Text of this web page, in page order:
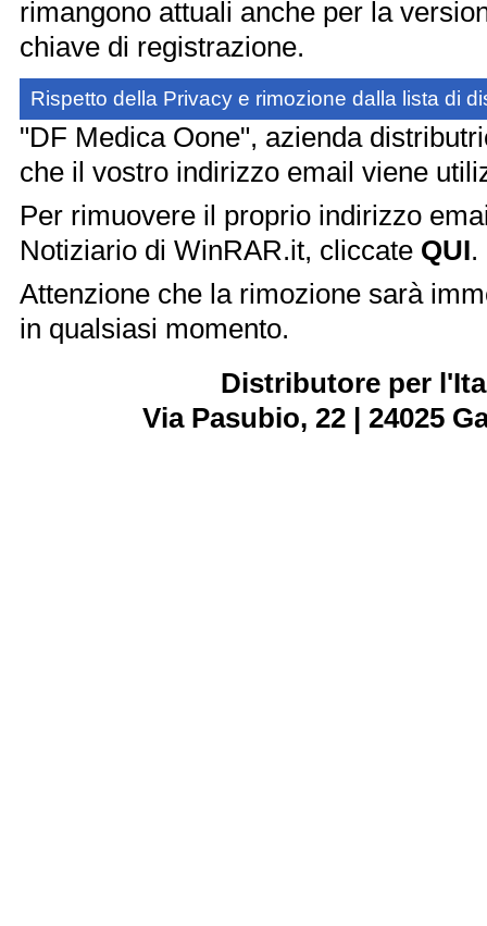
rimangono attuali anche per la
chiave di registrazione.
Rispetto della Privacy e rimozione dalla lista di
"DF Medica Oone", azienda
che il vostro indirizzo email viene
Per rimuovere il proprio indirizzo
Notiziario di WinRAR.it, cliccate QUI.
Attenzione che la rimozione sarà
in qualsiasi momento.
Distributore per
Via Pasubio, 22 | 24025